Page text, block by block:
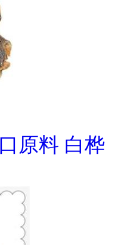
原料 白桦